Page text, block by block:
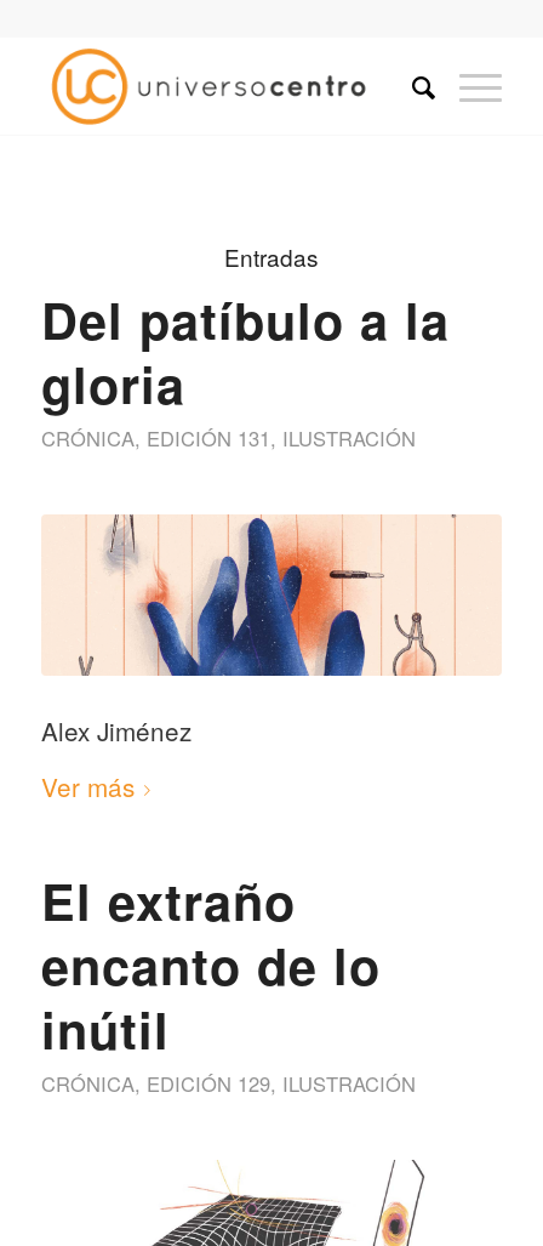
Entradas
Del patíbulo a la
gloria
CRÓNICA, EDICIÓN 131, ILUSTRACIÓN
Alex Jiménez
Ver más
El extraño
encanto de lo
inútil
CRÓNICA, EDICIÓN 129, ILUSTRACIÓN